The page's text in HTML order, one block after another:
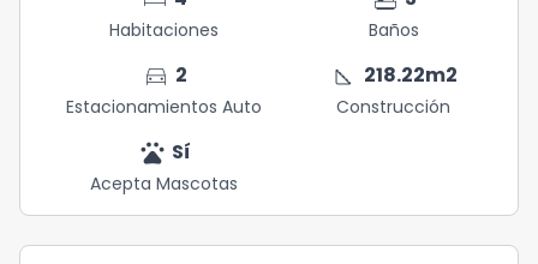
Habitaciones Baños
directions_car 2
Estacionamientos Auto
square_foot 218.22m2
Construcción
pets Sí
Acepta Mascotas